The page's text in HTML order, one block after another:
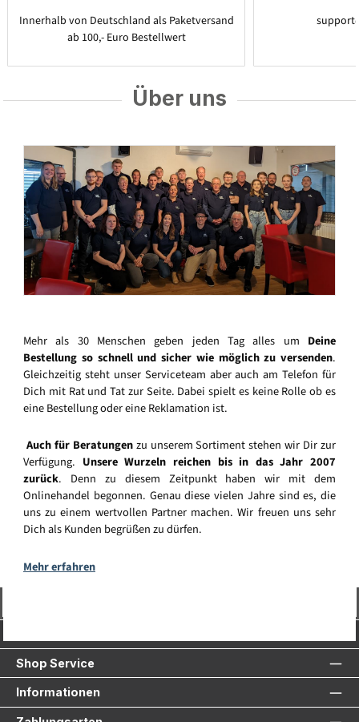
Innerhalb von Deutschland als Paketversand
ab 100,- Euro Bestellwert
Über uns
Mehr als 30 Menschen geben jeden Tag alles um Deine
Bestellung so schnell und sicher wie möglich zu versenden.
Gleichzeitig steht unser Serviceteam aber auch am Telefon für
Dich mit Rat und Tat zur Seite. Dabei spielt es keine Rolle ob es
eine Bestellung oder eine Reklamation ist.
Auch für Beratungenzu unserem Sortiment stehen wir Dir zur
Verfügung. Unsere Wurzeln reichen bis in das Jahr 2007
zurück. Denn zu diesem Zeitpunkt haben wir mit dem
Onlinehandel begonnen. Genau diese vielen Jahre sind es, die
uns zu einem wertvollen Partner machen. Wir freuen uns sehr
Dich als Kunden begrüßen zu dürfen.
Mehr erfahren
Shop Service
Informationen